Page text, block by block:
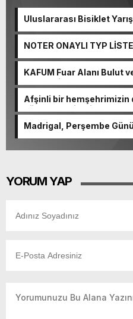
Uluslararası Bisiklet
NOTER ONAYLI TYP
KAFUM Fuar Alanı Bulut
Şenlendi.
Afşinli bir hemşehrimizin
güçlenerek ilerliyor.
Madrigal, Perşembe
YORUM YAP